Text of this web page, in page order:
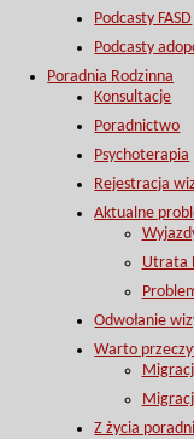
Podcasty FASD
Podcasty
Poradnia Rodzinna
Konsultacje
Poradnictwo
Psychoterapia
Rejestracja
Aktualne
Utrata
Odwołanie
Warto
Z życia poradni